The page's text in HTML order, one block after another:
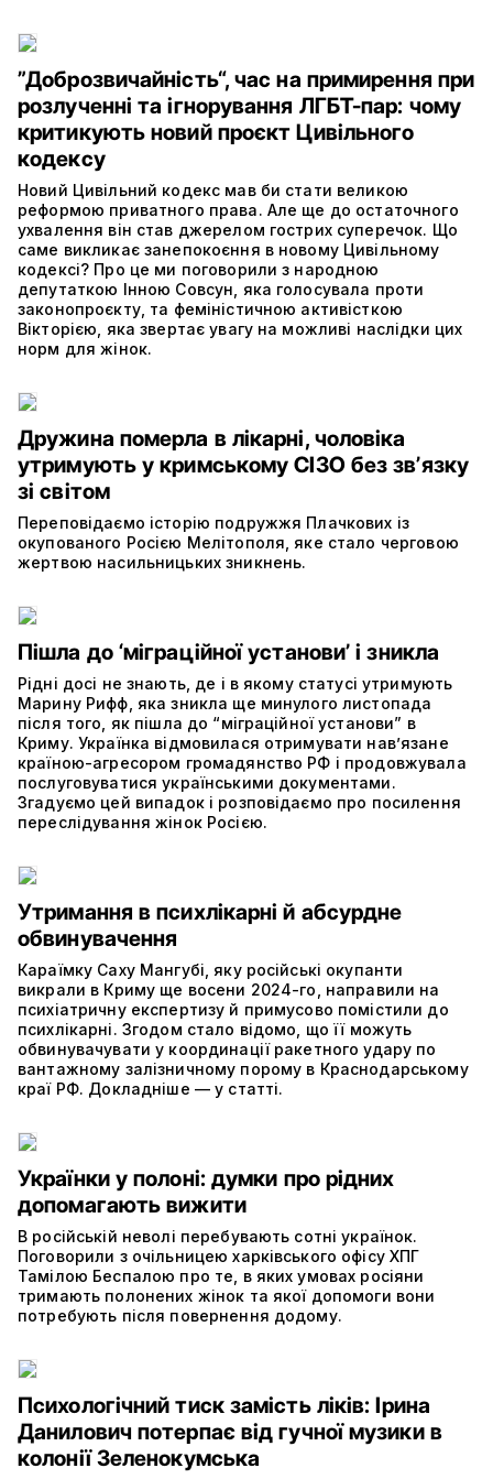
”Доброзвичайність“, час на примирення при
розлученні та ігнорування ЛГБТ-пар: чому
критикують новий проєкт Цивільного
кодексу
Новий Цивільний кодекс мав би стати великою
реформою приватного права. Але ще до остаточного
ухвалення він став джерелом гострих суперечок. Що
саме викликає занепокоєння в новому Цивільному
кодексі? Про це ми поговорили з народною
депутаткою Інною Совсун, яка голосувала проти
законопроєкту, та феміністичною активісткою
Вікторією, яка звертає увагу на можливі наслідки цих
норм для жінок.
Дружина померла в лікарні, чоловіка
утримують у кримському СІЗО без звʼязку
зі світом
Переповідаємо історію подружжя Плачкових із
окупованого Росією Мелітополя, яке стало черговою
жертвою насильницьких зникнень.
Пішла до ‘міграційної установи’ і зникла
Рідні досі не знають, де і в якому статусі утримують
Марину Рифф, яка зникла ще минулого листопада
після того, як пішла до “міграційної установи” в
Криму. Українка відмовилася отримувати нав’язане
країною-агресором громадянство РФ і продовжувала
послуговуватися українськими документами.
Згадуємо цей випадок і розповідаємо про посилення
переслідування жінок Росією.
Утримання в психлікарні й абсурдне
обвинувачення
Караїмку Саху Мангубі, яку російські окупанти
викрали в Криму ще восени 2024-го, направили на
психіатричну експертизу й примусово помістили до
психлікарні. Згодом стало відомо, що її можуть
обвинувачувати у координації ракетного удару по
вантажному залізничному порому в Краснодарському
краї РФ. Докладніше — у статті.
Українки у полоні: думки про рідних
допомагають вижити
В російській неволі перебувають сотні українок.
Поговорили з очільницею харківського офісу ХПГ
Тамілою Беспалою про те, в яких умовах росіяни
тримають полонених жінок та якої допомоги вони
потребують після повернення додому.
Психологічний тиск замість ліків: Ірина
Данилович потерпає від гучної музики в
колонії Зеленокумська